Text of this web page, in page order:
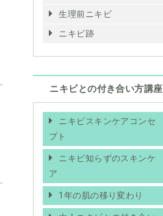
生理前ニキビ
ニキビ跡
ニキビとの付き合い方講座
ニキビスキンケアコンセ
プト
ニキビ知らずのスキンケ
ア
1年の肌の移り変わり